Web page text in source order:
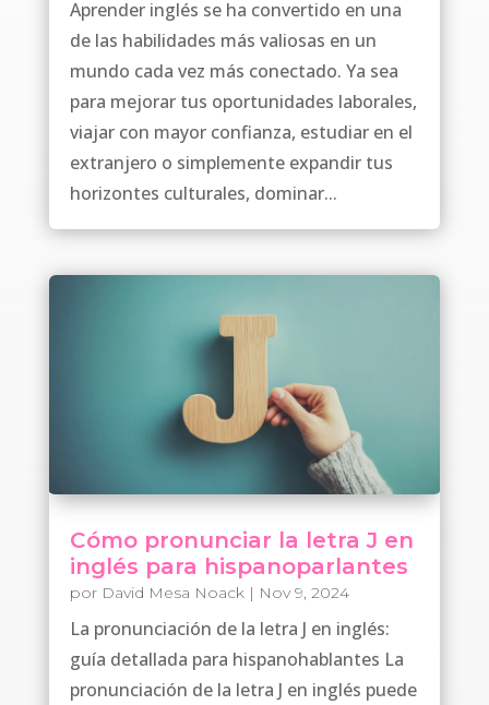
Aprender inglés se ha convertido en una
de las habilidades más valiosas en un
mundo cada vez más conectado. Ya sea
para mejorar tus oportunidades laborales,
viajar con mayor confianza, estudiar en el
extranjero o simplemente expandir tus
horizontes culturales, dominar...
Cómo pronunciar la letra J en
inglés para hispanoparlantes
por David Mesa Noack | Nov 9, 2024
La pronunciación de la letra J en inglés:
guía detallada para hispanohablantes La
pronunciación de la letra J en inglés puede